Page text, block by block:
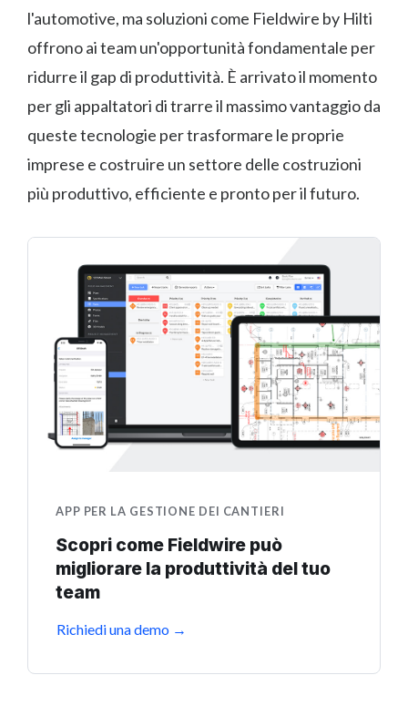
l'automotive, ma soluzioni come Fieldwire by Hilti
offrono ai team un'opportunità fondamentale per
ridurre il gap di produttività. È arrivato il momento
per gli appaltatori di trarre il massimo vantaggio da
queste tecnologie per trasformare le proprie
imprese e costruire un settore delle costruzioni
più produttivo, efficiente e pronto per il futuro.
APP PER LA GESTIONE DEI CANTIERI
Scopri come Fieldwire può
migliorare la produttività del tuo
team
Richiedi una demo →